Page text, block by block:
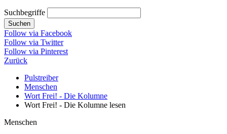
Suchbegriffe
Suchen
Follow via Facebook
Follow via Twitter
Follow via Pinterest
Zurück
Pulstreiber
Menschen
Wort Frei! - Die Kolumne
Wort Frei! - Die Kolumne lesen
Menschen